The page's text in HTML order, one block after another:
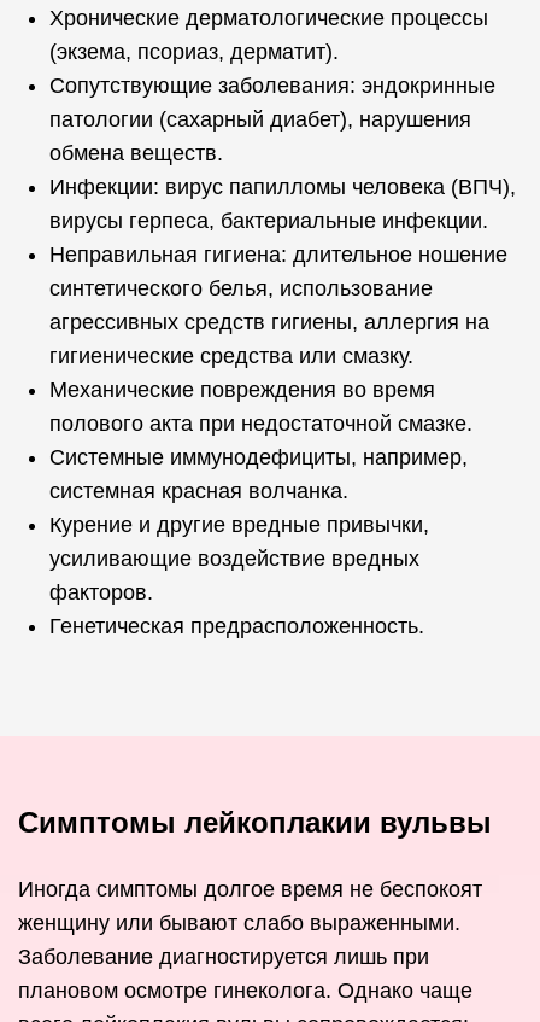
Хронические дерматологические процессы
(экзема, псориаз, дерматит).
Сопутствующие заболевания: эндокринные
патологии (сахарный диабет), нарушения
обмена веществ.
Инфекции: вирус папилломы человека (ВПЧ),
вирусы герпеса, бактериальные инфекции.
Неправильная гигиена: длительное ношение
синтетического белья, использование
агрессивных средств гигиены, аллергия на
гигиенические средства или смазку.
Механические повреждения во время
полового акта при недостаточной смазке.
Системные иммунодефициты, например,
системная красная волчанка.
Курение и другие вредные привычки,
усиливающие воздействие вредных
факторов.
Генетическая предрасположенность.
Симптомы лейкоплакии вульвы
Иногда симптомы долгое время не беспокоят
женщину или бывают слабо выраженными.
Заболевание диагностируется лишь при
плановом осмотре гинеколога. Однако чаще